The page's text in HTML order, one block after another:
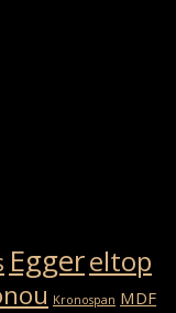
Eggereltop
Kronospan MDF